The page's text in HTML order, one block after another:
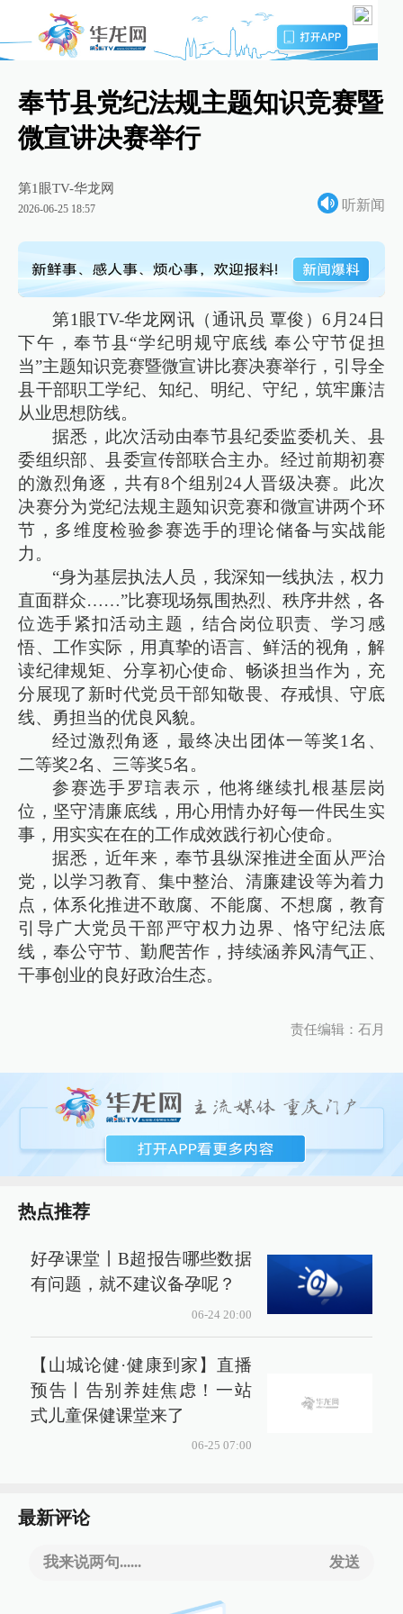
奉节县党纪法规主题知识竞赛暨
微宣讲决赛举行
第1眼TV-华龙网
2026-06-25 18:57 听新闻
第1眼TV-华龙网讯（通讯员 覃俊）6月24日
下午，奉节县“学纪明规守底线 奉公守节促担
当”主题知识竞赛暨微宣讲比赛决赛举行，引导全
县干部职工学纪、知纪、明纪、守纪，筑牢廉洁
从业思想防线。
据悉，此次活动由奉节县纪委监委机关、县
委组织部、县委宣传部联合主办。经过前期初赛
的激烈角逐，共有8个组别24人晋级决赛。此次
决赛分为党纪法规主题知识竞赛和微宣讲两个环
节，多维度检验参赛选手的理论储备与实战能
力。
“身为基层执法人员，我深知一线执法，权力
直面群众……”比赛现场氛围热烈、秩序井然，各
位选手紧扣活动主题，结合岗位职责、学习感
悟、工作实际，用真挚的语言、鲜活的视角，解
读纪律规矩、分享初心使命、畅谈担当作为，充
分展现了新时代党员干部知敬畏、存戒惧、守底
线、勇担当的优良风貌。
经过激烈角逐，最终决出团体一等奖1名、
二等奖2名、三等奖5名。
参赛选手罗琂表示，他将继续扎根基层岗
位，坚守清廉底线，用心用情办好每一件民生实
事，用实实在在的工作成效践行初心使命。
据悉，近年来，奉节县纵深推进全面从严治
党，以学习教育、集中整治、清廉建设等为着力
点，体系化推进不敢腐、不能腐、不想腐，教育
引导广大党员干部严守权力边界、恪守纪法底
线，奉公守节、勤爬苦作，持续涵养风清气正、
干事创业的良好政治生态。
责任编辑：石月
热点推荐
好孕课堂丨B超报告哪些数据
有问题，就不建议备孕呢？
06-24 20:00
【山城论健·健康到家】直播
预告丨告别养娃焦虑！一站
式儿童保健课堂来了
06-25 07:00
最新评论
我来说两句...... 发送